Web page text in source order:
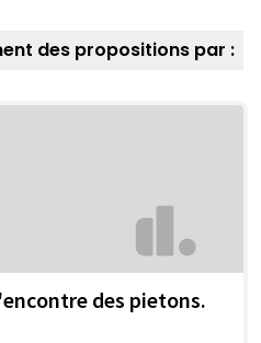
des propositions par :
des pietons.